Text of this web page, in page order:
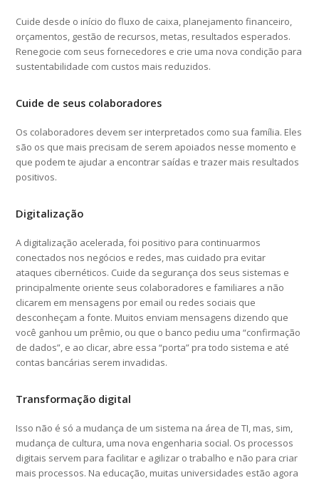
Cuide desde o início do fluxo de caixa, planejamento financeiro,
orçamentos, gestão de recursos, metas, resultados esperados.
Renegocie com seus fornecedores e crie uma nova condição para
sustentabilidade com custos mais reduzidos.
Cuide de seus colaboradores
Os colaboradores devem ser interpretados como sua família. Eles
são os que mais precisam de serem apoiados nesse momento e
que podem te ajudar a encontrar saídas e trazer mais resultados
positivos.
Digitalização
A digitalização acelerada, foi positivo para continuarmos
conectados nos negócios e redes, mas cuidado pra evitar
ataques cibernéticos. Cuide da segurança dos seus sistemas e
principalmente oriente seus colaboradores e familiares a não
clicarem em mensagens por email ou redes sociais que
desconheçam a fonte. Muitos enviam mensagens dizendo que
você ganhou um prêmio, ou que o banco pediu uma “confirmação
de dados”, e ao clicar, abre essa “porta” pra todo sistema e até
contas bancárias serem invadidas.
Transformação digital
Isso não é só a mudança de um sistema na área de TI, mas, sim,
mudança de cultura, uma nova engenharia social. Os processos
digitais servem para facilitar e agilizar o trabalho e não para criar
mais processos. Na educação, muitas universidades estão agora